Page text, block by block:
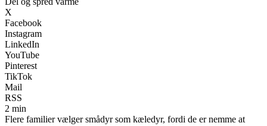
X
Facebook
Instagram
LinkedIn
YouTube
Pinterest
TikTok
Mail
RSS
2 min
Flere familier vælger smådyr som kæledyr, fordi de er nemme at